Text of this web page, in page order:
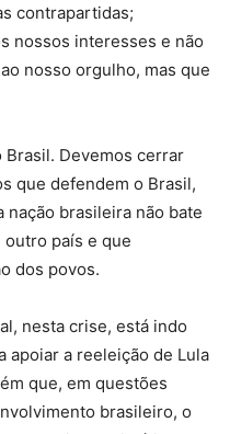
contrapartidas;
nossos interesses e não
nosso orgulho, mas que
Brasil. Devemos cerrar
que defendem o Brasil,
nação brasileira não bate
país e que
dos povos.
nesta crise, está indo
a reeleição de Lula
que, em questões
brasileiro, o